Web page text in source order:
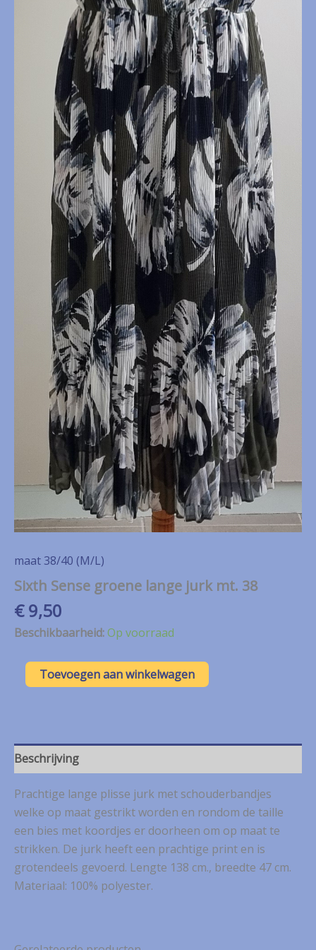
maat 38/40 (M/L)
Sixth Sense groene lange jurk mt. 38
€9,50
Beschikbaarheid:Op voorraad
Sixth
Sense
38
aantal
Toevoegen aan winkelwagen
Beschrijving
Prachtige lange plisse jurk met schouderbandjes
welke op maat gestrikt worden en rondom de taille
een bies met koordjes er doorheen om op maat te
strikken. De jurk heeft een prachtige print en is
grotendeels gevoerd. Lengte 138 cm., breedte 47 cm.
Materiaal: 100% polyester.